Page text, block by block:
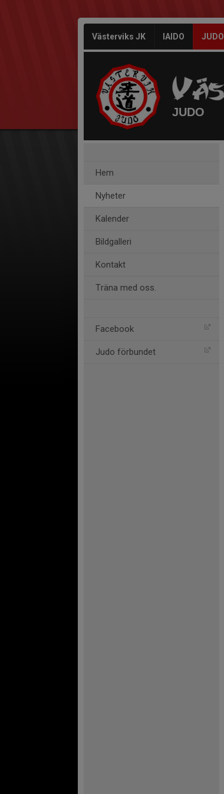
Västerviks JK IAIDO JUDO
JUDO
Hem
Nyheter
Kalender
Bildgalleri
Kontakt
Träna med oss.
Facebook
Judo förbundet